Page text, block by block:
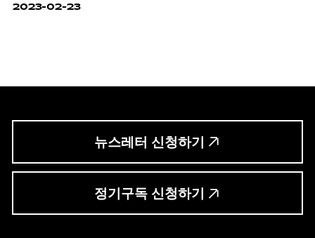
2023-02-23
뉴스레터 신청하기
정기구독 신청하기